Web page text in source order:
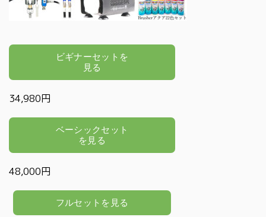
34,980円
48,000円